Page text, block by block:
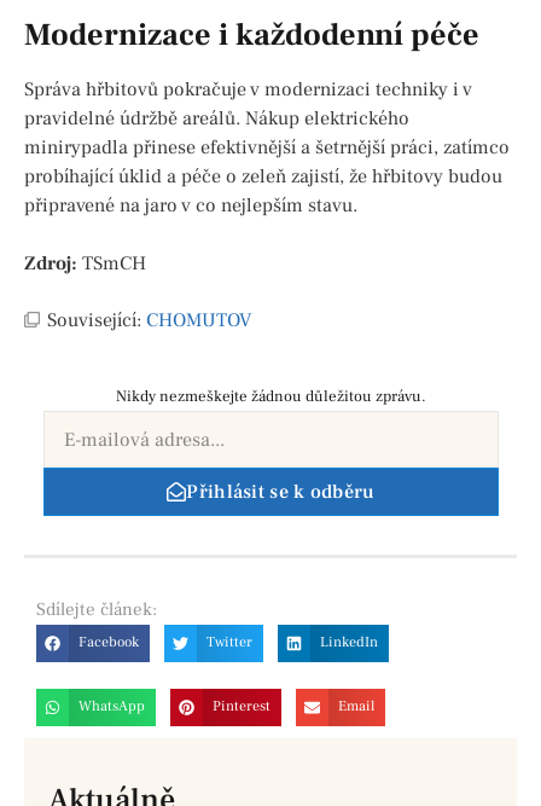
Modernizace i každodenní péče
Správa hřbitovů pokračuje v modernizaci techniky i v
pravidelné údržbě areálů. Nákup elektrického
minirypadla přinese efektivnější a šetrnější práci, zatímco
probíhající úklid a péče o zeleň zajistí, že hřbitovy budou
připravené na jaro v co nejlepším stavu.
Zdroj: TSmCH
Související: CHOMUTOV
Nikdy nezmeškejte žádnou důležitou zprávu.
Přihlásit se k odběru
Sdílejte článek:
Facebook Twitter LinkedIn
WhatsApp Pinterest Email